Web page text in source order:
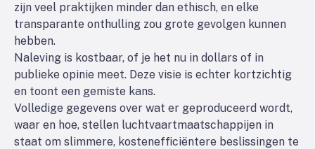
zijn veel praktijken minder dan ethisch, en elke
transparante onthulling zou grote gevolgen kunnen
hebben.
Naleving is kostbaar, of je het nu in dollars of in
publieke opinie meet. Deze visie is echter kortzichtig
en toont een gemiste kans.
Volledige gegevens over wat er geproduceerd wordt,
waar en hoe, stellen luchtvaartmaatschappijen in
staat om slimmere, kostenefficiëntere beslissingen te